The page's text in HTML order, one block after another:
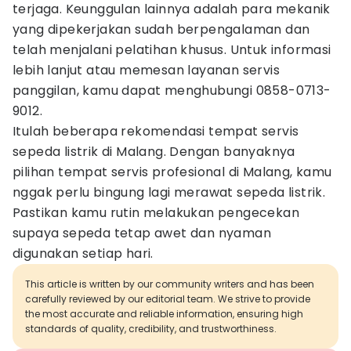
terjaga. Keunggulan lainnya adalah para mekanik
yang dipekerjakan sudah berpengalaman dan
telah menjalani pelatihan khusus. Untuk informasi
lebih lanjut atau memesan layanan servis
panggilan, kamu dapat menghubungi 0858-0713-
9012.
Itulah beberapa rekomendasi tempat servis
sepeda listrik di Malang. Dengan banyaknya
pilihan tempat servis profesional di Malang, kamu
nggak perlu bingung lagi merawat sepeda listrik.
Pastikan kamu rutin melakukan pengecekan
supaya sepeda tetap awet dan nyaman
digunakan setiap hari.
This article is written by our community writers and has been
carefully reviewed by our editorial team. We strive to provide
the most accurate and reliable information, ensuring high
standards of quality, credibility, and trustworthiness.